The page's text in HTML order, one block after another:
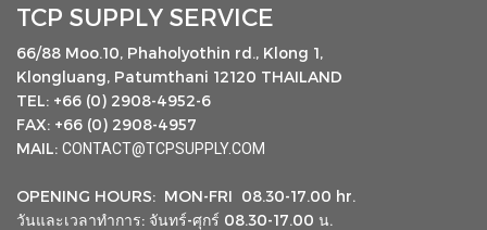
TCP SUPPLY SERVICE
66/88 Moo.10, Phaholyothin rd., Klong 1,
Klongluang, Patumthani 12120 THAILAND
TEL: +66 (0) 2908-4952-6
FAX: +66 (0) 2908-4957
MAIL: CONTACT@TCPSUPPLY.COM
OPENING HOURS: MON-FRI 08.30-17.00 hr.
วันและเวลาทำการ: จันทร์-ศุกร์ 08.30-17.00 น.